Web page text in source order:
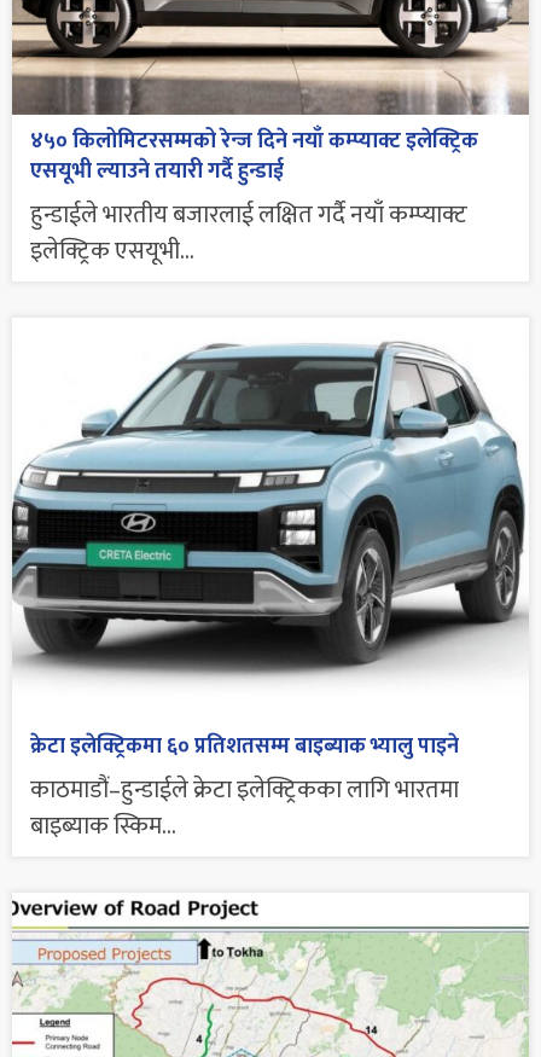
४५० किलोमिटरसम्मको रेन्ज दिने नयाँ कम्प्याक्ट इलेक्ट्रिक
एसयूभी ल्याउने तयारी गर्दै हुन्डाई
हुन्डाईले भारतीय बजारलाई लक्षित गर्दै नयाँ कम्प्याक्ट
इलेक्ट्रिक एसयूभी...
क्रेटा इलेक्ट्रिकमा ६० प्रतिशतसम्म बाइब्याक भ्यालु पाइने
काठमाडौं–हुन्डाईले क्रेटा इलेक्ट्रिकका लागि भारतमा
बाइब्याक स्किम...